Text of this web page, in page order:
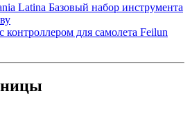
Latina Базовый набор инструмента
контроллером для самолета Feilun